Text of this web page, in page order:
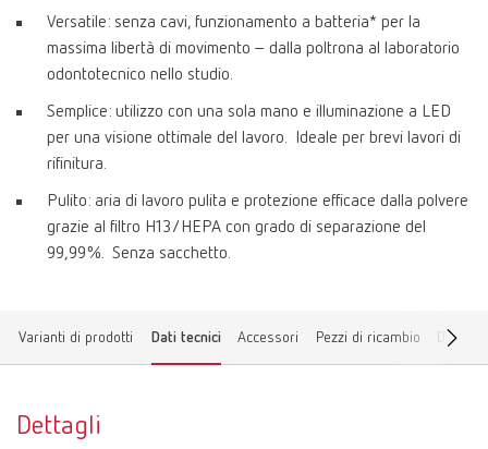
Versatile: senza cavi, funzionamento a batteria* per la
massima libertà di movimento – dalla poltrona al laboratorio
odontotecnico nello studio.
Semplice: utilizzo con una sola mano e illuminazione a LED
per una visione ottimale del lavoro. Ideale per brevi lavori di
rifinitura.
Pulito: aria di lavoro pulita e protezione efficace dalla polvere
grazie al filtro H13/HEPA con grado di separazione del
99,99%. Senza sacchetto.
Varianti di prodotti Dati tecnici Accessori Pezzi di ricambio
Dettagli